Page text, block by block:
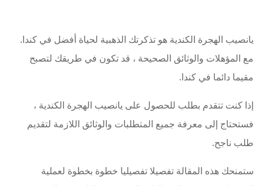
يانصيب الهجرة الكندية هو تذكرتك الذهبية لحياة أفضل في كندا.
مع المؤهلات والوثائق الصحيحة ، قد تكون في طريقك لتصبح
مقيما دائما في كندا.
إذا كنت تتقدم بطلب للحصول على يانصيب الهجرة الكندية ،
فستحتاج إلى معرفة جميع المتطلبات والوثائق اللازمة لتقديم
طلب ناجح.
ستمنحك هذه المقالة تفصيلا تفصيليا خطوة بخطوة لعملية